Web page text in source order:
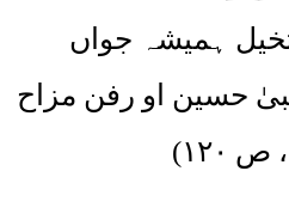
تخیل ہمیشہ جواں
حسین او رفن مزاح